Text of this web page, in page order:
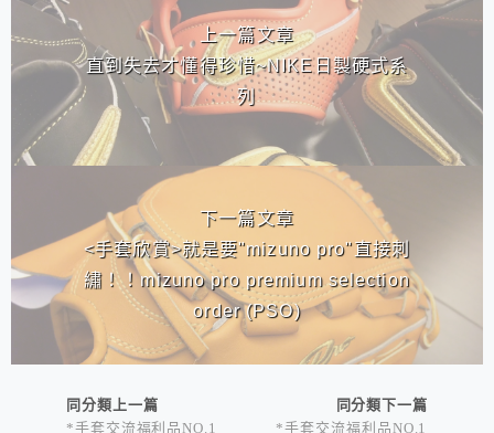
上一篇文章
直到失去才懂得珍惜~NIKE日製硬式系
列
下一篇文章
<手套欣賞>就是要"mizuno pro"直接刺
繡！！mizuno pro premium selection
order (PSO)
同分類上一篇
*手套交流福利品NO.1
同分類下一篇
*手套交流福利品NO.1